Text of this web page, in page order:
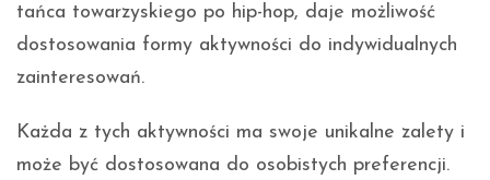
tańca towarzyskiego po hip-hop, daje możliwość
dostosowania formy aktywności do indywidualnych
zainteresowań.
Każda z tych aktywności ma swoje unikalne zalety i
może być dostosowana do osobistych preferencji.